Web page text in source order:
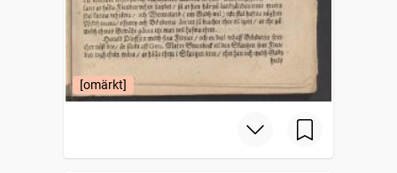
[omärkt]